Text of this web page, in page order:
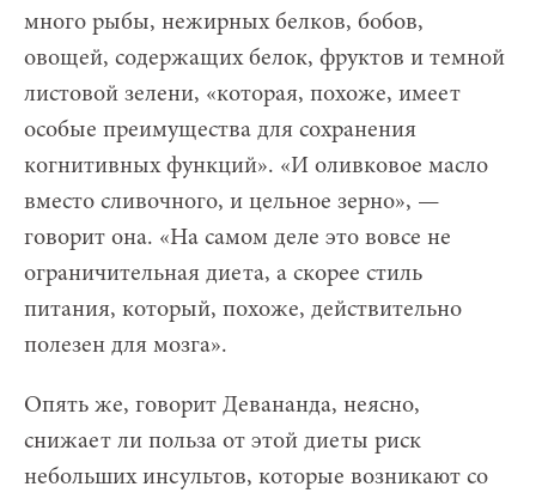
много рыбы, нежирных белков, бобов,
овощей, содержащих белок, фруктов и темной
листовой зелени, «которая, похоже, имеет
особые преимущества для сохранения
когнитивных функций». «И оливковое масло
вместо сливочного, и цельное зерно», —
говорит она. «На самом деле это вовсе не
ограничительная диета, а скорее стиль
питания, который, похоже, действительно
полезен для мозга».
Опять же, говорит Девананда, неясно,
снижает ли польза от этой диеты риск
небольших инсультов, которые возникают со